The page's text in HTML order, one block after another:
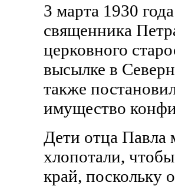
3 марта 1930
священника
церковного
высылке в
также
имущество
Дети отца Павла
хлопотали,
край, поскольку